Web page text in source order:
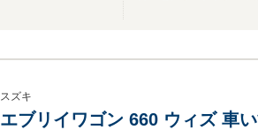
スズキ
エブリイワゴン 660 ウィズ 車